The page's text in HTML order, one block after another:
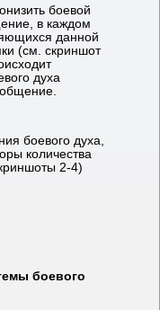
боевой
в каждом
данной
(см. скриншот
духа
боевого духа,
количества
2-4)
боевого